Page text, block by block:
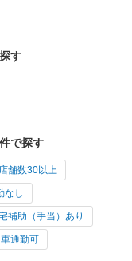
す
で探す
店舗数30以上
なし
補助（手当）あり
車通勤可